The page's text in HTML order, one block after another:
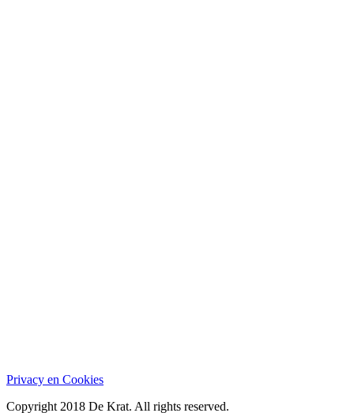
Privacy en Cookies
Copyright 2018 De Krat. All rights reserved.